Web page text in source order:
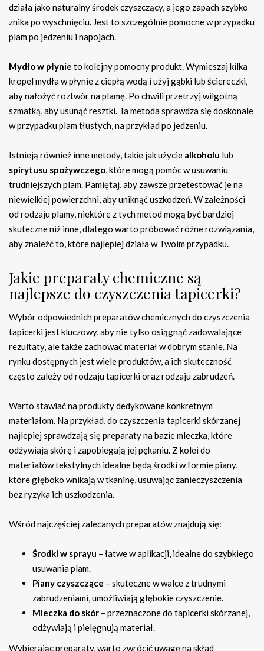
działa jako naturalny środek czyszczący, a jego zapach szybko
znika po wyschnięciu. Jest to szczególnie pomocne w przypadku
plam po jedzeniu i napojach.
Mydło w płynie to kolejny pomocny produkt. Wymieszaj kilka
kropel mydła w płynie z ciepłą wodą i użyj gąbki lub ściereczki,
aby nałożyć roztwór na plamę. Po chwili przetrzyj wilgotną
szmatką, aby usunąć resztki. Ta metoda sprawdza się doskonale
w przypadku plam tłustych, na przykład po jedzeniu.
Istnieją również inne metody, takie jak użycie alkoholu lub
spirytusu spożywczego, które mogą pomóc w usuwaniu
trudniejszych plam. Pamiętaj, aby zawsze przetestować je na
niewielkiej powierzchni, aby uniknąć uszkodzeń. W zależności
od rodzaju plamy, niektóre z tych metod mogą być bardziej
skuteczne niż inne, dlatego warto próbować różne rozwiązania,
aby znaleźć to, które najlepiej działa w Twoim przypadku.
Jakie preparaty chemiczne są
najlepsze do czyszczenia tapicerki?
Wybór odpowiednich preparatów chemicznych do czyszczenia
tapicerki jest kluczowy, aby nie tylko osiągnąć zadowalające
rezultaty, ale także zachować materiał w dobrym stanie. Na
rynku dostępnych jest wiele produktów, a ich skuteczność
często zależy od rodzaju tapicerki oraz rodzaju zabrudzeń.
Warto stawiać na produkty dedykowane konkretnym
materiałom. Na przykład, do czyszczenia tapicerki skórzanej
najlepiej sprawdzają się preparaty na bazie mleczka, które
odżywiają skórę i zapobiegają jej pękaniu. Z kolei do
materiałów tekstylnych idealne będą środki w formie piany,
które głęboko wnikają w tkaninę, usuwając zanieczyszczenia
bez ryzyka ich uszkodzenia.
Wśród najczęściej zalecanych preparatów znajdują się:
Środki w sprayu – łatwe w aplikacji, idealne do szybkiego
usuwania plam.
Piany czyszczące – skuteczne w walce z trudnymi
zabrudzeniami, umożliwiają głębokie czyszczenie.
Mleczka do skór – przeznaczone do tapicerki skórzanej,
odżywiają i pielęgnują materiał.
Wybierając preparaty, warto zwrócić uwagę na skład